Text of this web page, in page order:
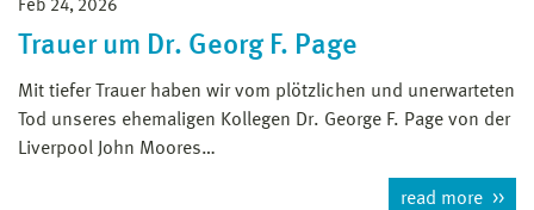
Feb 24, 2026
Trauer um Dr. Georg F. Page
Mit tiefer Trauer haben wir vom plötzlichen und unerwarteten
Tod unseres ehemaligen Kollegen Dr. George F. Page von der
Liverpool John Moores…
read more